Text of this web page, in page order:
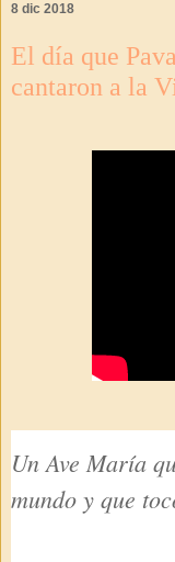
8 dic 2018
El día que
cantaron a la
Un Ave María
mundo y que